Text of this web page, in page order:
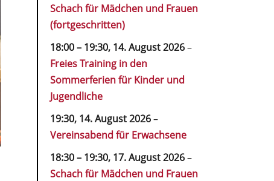
Schach für Mädchen und Frauen
(fortgeschritten)
18:00– 19:30, 14. August 2026–
Freies Training in den
Sommerferien für Kinder und
Jugendliche
19:30, 14. August 2026–
Vereinsabend für Erwachsene
18:30– 19:30, 17. August 2026–
Schach für Mädchen und Frauen